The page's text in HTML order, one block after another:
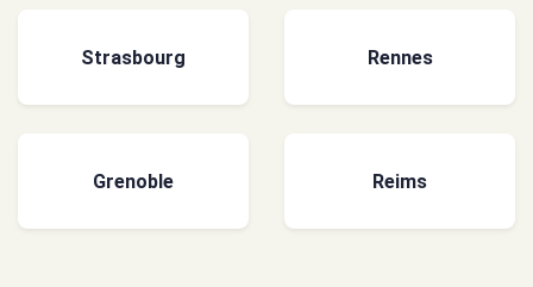
Strasbourg Rennes
Grenoble Reims